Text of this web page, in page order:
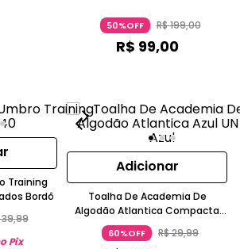
50%OFF R$199,00
R$ 99,00
Training
Bordô
39,99
Pix
Adicionar
Toalha De Academia De
Algodão Atlantica Compacta
Felpuda Azul Escuro
60%OFF R$29,99